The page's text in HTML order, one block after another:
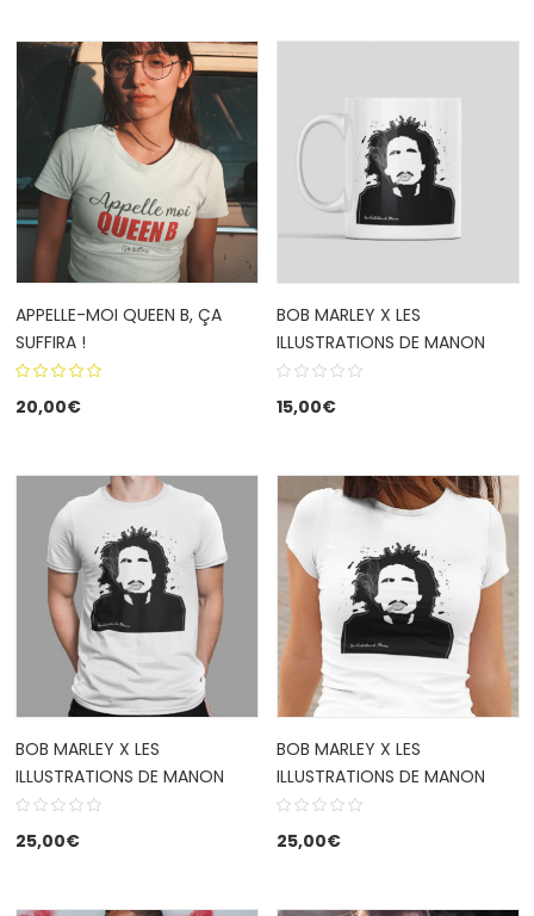
APPELLE-MOI QUEEN B, ÇA
SUFFIRA !
5.00 out
20,00€
BOB MARLEY X LES
ILLUSTRATIONS DE MANON
15,00€
BOB MARLEY X LES
ILLUSTRATIONS DE MANON
25,00€
BOB MARLEY X LES
ILLUSTRATIONS DE MANON
25,00€